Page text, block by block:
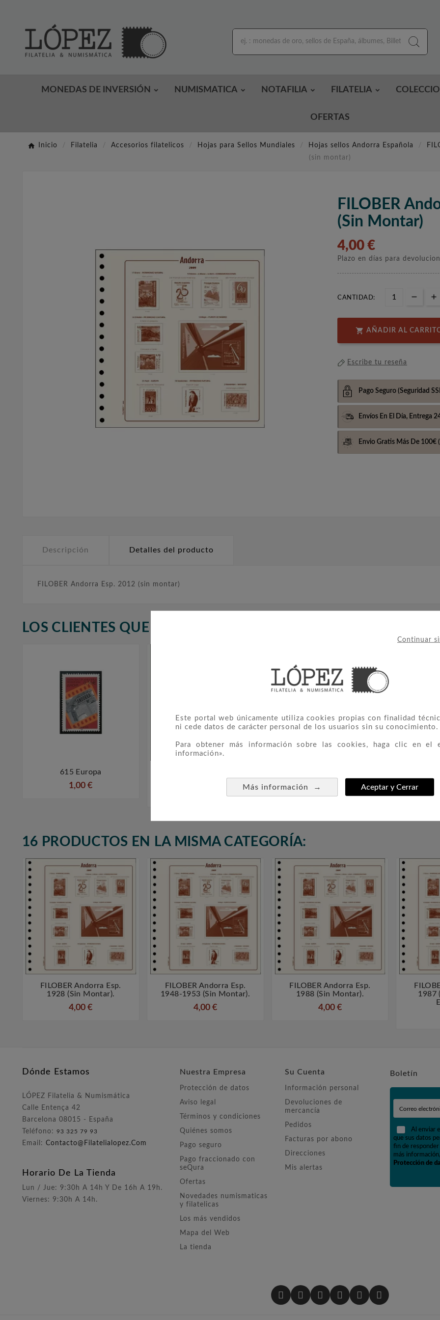
Continuar
Este portal web únicamente utiliza cookies propias con finalidad
ni cede datos de carácter personal de los usuarios sin su conocimiento.
Para obtener más información sobre las cookies, haga clic en el
información».
Más información → Aceptar y Cerrar
MONEDAS DE INVERSIÓN NUMISMATICA NOTAFILIA FILATELIA
OFERTAS
Inicio Filatelia Accesorios filatelicos Hojas para Sellos Mundiales Hojas sellos Andorra Española
(sin montar)
FILOBER
(sin Montar)
4,00 €
Plazo en días para
CANTIDAD:
 AÑADIR AL
Escribe tu reseña
Pago Seguro (Seguridad
Envíos En El Día, Entrega
Envio Gratis Más De 100€
Descripción Detalles del producto
FILOBER Andorra Esp. 2012 (sin montar)
LOS CLIENTES QUE ADQUIRIERON ESTE PRODUCTO

615 Europa
1,00 €
1983 (sin Montar).
 
0,50 €
16 PRODUCTOS EN LA MISMA CATEGORÍA:
 
FILOBER Andorra Esp.
1928 (sin Montar).
4,00 €
 
FILOBER Andorra Esp.
1948-1953 (sin Montar).
4,00 €
 
FILOBER Andorra Esp.
1988 (sin Montar).
4,00 €
1987
Dónde Estamos
LÓPEZ Filatelia & Numismática
Calle Entença 42
Barcelona 08015 - España
Teléfono: 93 325 79 93
Email: Contacto@filatelialopez.com
Horario De La Tienda
Lun / Jue: 9:30h A 14h Y De 16h A 19h.
Viernes: 9:30h A 14h.
Nuestra Empresa
Protección de datos
Aviso legal
Términos y condiciones
Quiénes somos
Pago seguro
Pago fraccionado con
seQura
Ofertas
Novedades numismaticas
y filatelicas
Los más vendidos
Mapa del Web
La tienda
Su Cuenta
Información personal
Devoluciones de
mercancía
Pedidos
Facturas por abono
Direcciones
Mis alertas
Boletín
Al enviar
que sus datos
fin de responder
más
Protección de